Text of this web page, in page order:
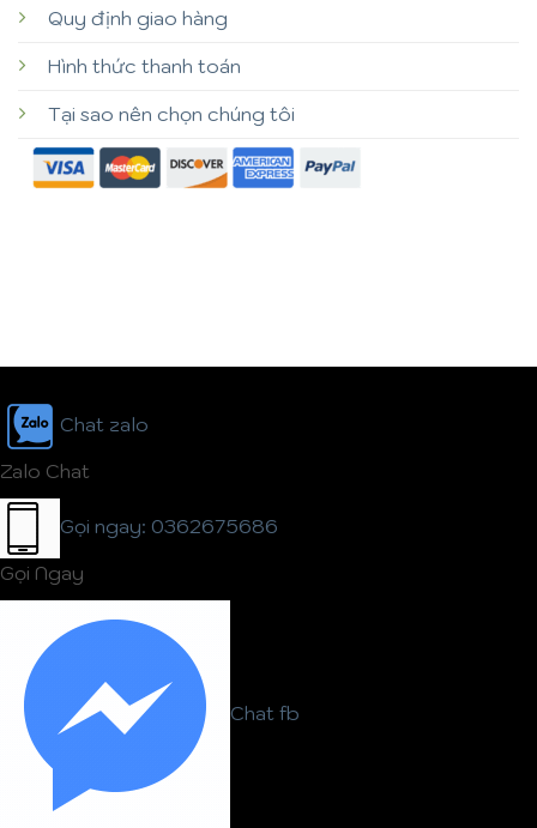
Quy định giao hàng
Hình thức thanh toán
Tại sao nên chọn chúng tôi
Chat zalo
Zalo Chat
Gọi ngay: 0362675686
Gọi Ngay
Chat fb